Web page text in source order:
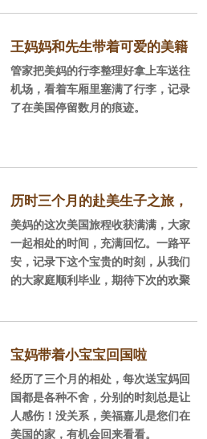
王妈妈和先生带着可爱的美籍
小宝宝要回国啦
管家把美妈的行李整理好拿上车送往
机场，看着车厢里塞满了行李，记录
了在美国停留数月的痕迹。
历时三个月的赴美生子之旅，
即将划上完美的句号
美妈的这次美国旅程收获满满，大家
一起相处的时间，充满回忆。一路平
安，记录下这个宝贵的时刻，从我们
的大家庭顺利毕业，期待下次的欢聚
宝妈带着小宝宝回国啦
经历了三个月的相处，每次送宝妈回
国都是各种不舍，分别的时刻总是让
人感伤！没关系，美福嘉儿是您们在
美国的家，有机会回来看看。